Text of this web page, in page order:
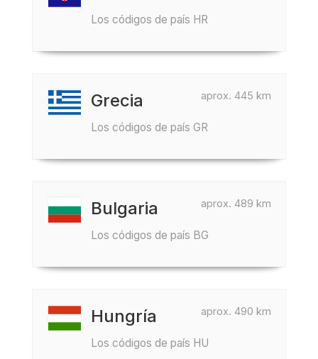
Los códigos de país HR
aprox. 445 km
Grecia
Los códigos de país GR
aprox. 489 km
Bulgaria
Los códigos de país BG
aprox. 490 km
Hungría
Los códigos de país HU